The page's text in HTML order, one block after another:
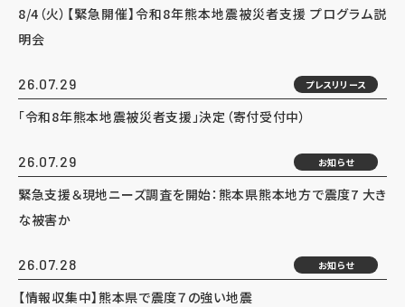
8/4（火）【緊急開催】令和8年熊本地震被災者支援 プログラム説
明会
26.07.29 プレスリリース
「令和8年熊本地震被災者支援」決定（寄付受付中）
26.07.29 お知らせ
緊急支援＆現地ニーズ調査を開始：熊本県熊本地方で震度7 大き
な被害か
26.07.28 お知らせ
【情報収集中】熊本県で震度７の強い地震